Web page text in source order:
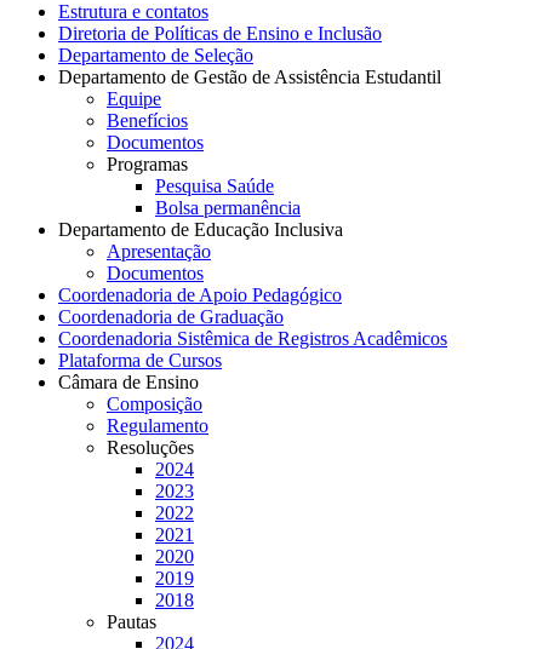
Estrutura e contatos
Diretoria de Políticas de Ensino e Inclusão
Departamento de Seleção
Departamento de Gestão de Assistência Estudantil
Equipe
Benefícios
Documentos
Programas
Pesquisa Saúde
Bolsa permanência
Departamento de Educação Inclusiva
Apresentação
Documentos
Coordenadoria de Apoio Pedagógico
Coordenadoria de Graduação
Coordenadoria Sistêmica de Registros Acadêmicos
Plataforma de Cursos
Câmara de Ensino
Composição
Regulamento
Resoluções
2024
2023
2022
2021
2020
2019
2018
Pautas
2024